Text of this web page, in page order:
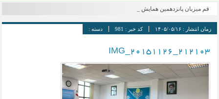
قم میزبان پانزدهمین همایش ت_
زمان انتشار : ۱۴۰۵/۰۵/۱۶ کد خبر : 981 دسته :
IMG_20151126_212103